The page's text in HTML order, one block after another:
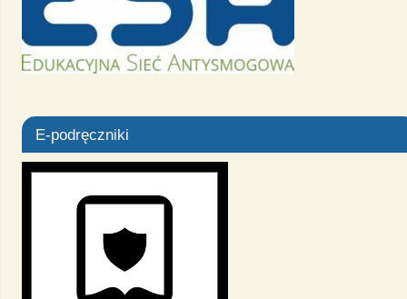
E-podręczniki